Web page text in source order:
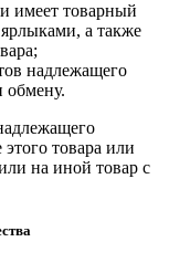
имеет товарный
а также
надлежащего
обмену.
товара или
на иной товар с